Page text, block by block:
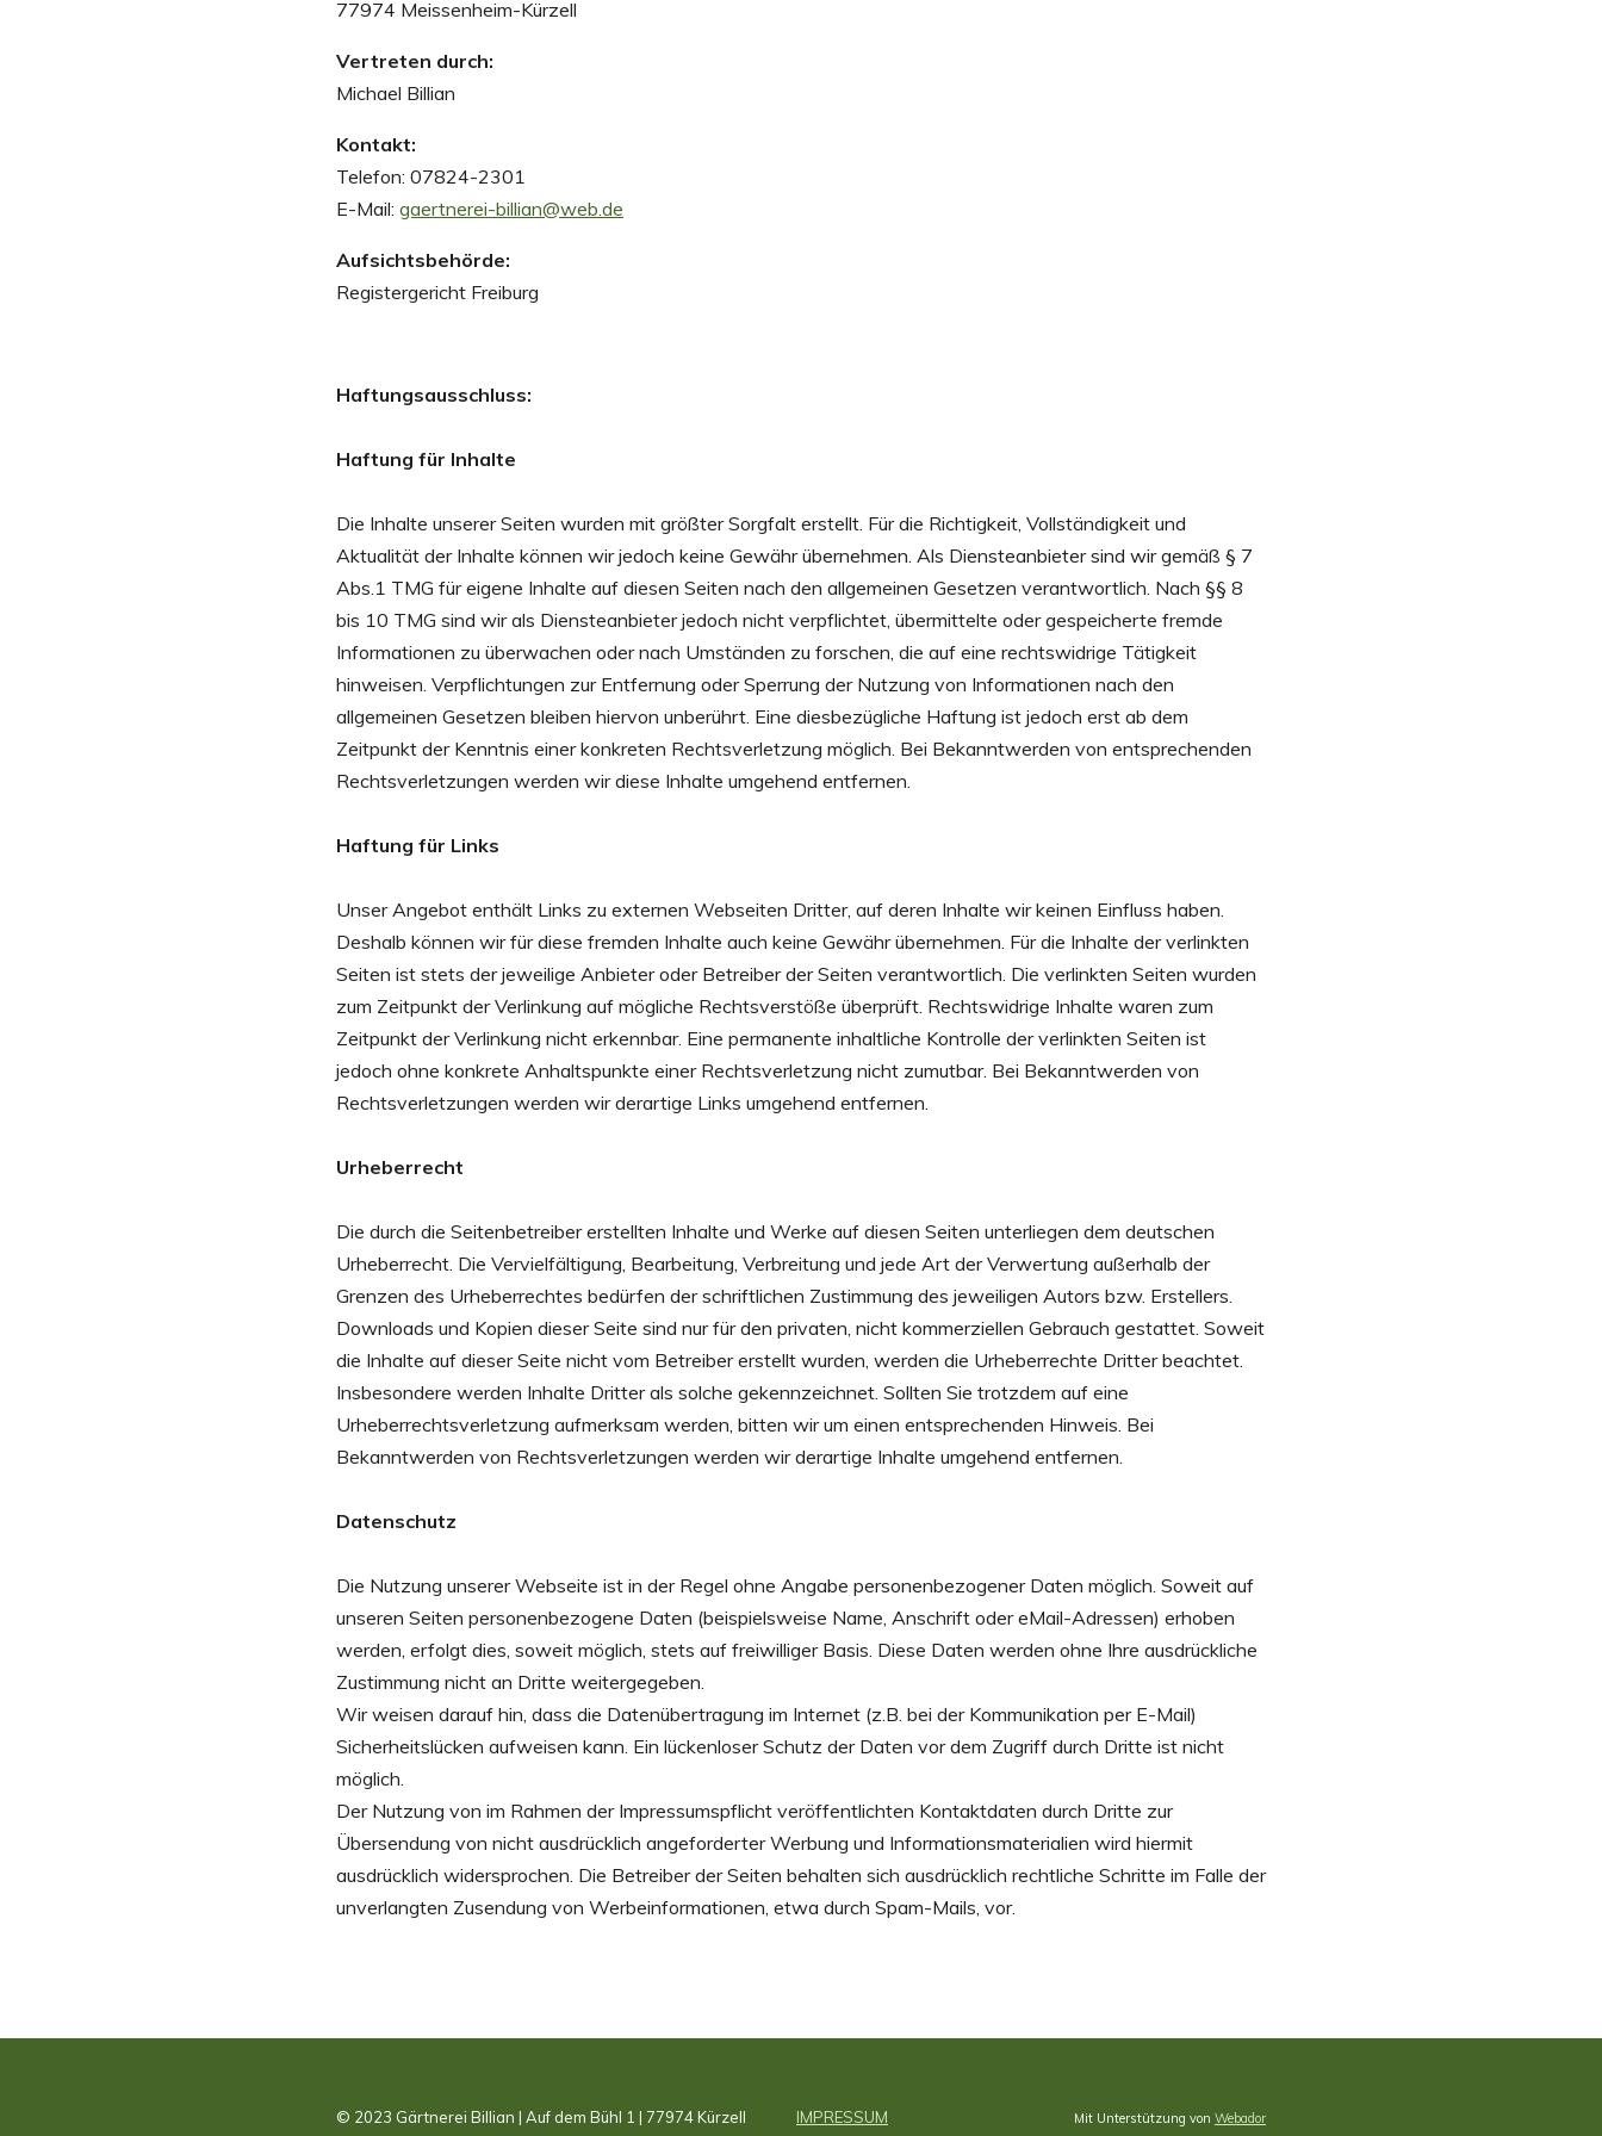
77974 Meissenheim-Kürzell
Vertreten durch:
Michael Billian
Kontakt:
Telefon: 07824-2301
E-Mail: gaertnerei-billian@web.de
Aufsichtsbehörde:
Registergericht Freiburg
Haftungsausschluss:
Haftung für Inhalte
Die Inhalte unserer Seiten wurden mit größter Sorgfalt erstellt. Für die Richtigkeit, Vollständigkeit und
Aktualität der Inhalte können wir jedoch keine Gewähr übernehmen. Als Diensteanbieter sind wir gemäß § 7
Abs.1 TMG für eigene Inhalte auf diesen Seiten nach den allgemeinen Gesetzen verantwortlich. Nach §§ 8
bis 10 TMG sind wir als Diensteanbieter jedoch nicht verpflichtet, übermittelte oder gespeicherte fremde
Informationen zu überwachen oder nach Umständen zu forschen, die auf eine rechtswidrige Tätigkeit
hinweisen. Verpflichtungen zur Entfernung oder Sperrung der Nutzung von Informationen nach den
allgemeinen Gesetzen bleiben hiervon unberührt. Eine diesbezügliche Haftung ist jedoch erst ab dem
Zeitpunkt der Kenntnis einer konkreten Rechtsverletzung möglich. Bei Bekanntwerden von entsprechenden
Rechtsverletzungen werden wir diese Inhalte umgehend entfernen.
Haftung für Links
Unser Angebot enthält Links zu externen Webseiten Dritter, auf deren Inhalte wir keinen Einfluss haben.
Deshalb können wir für diese fremden Inhalte auch keine Gewähr übernehmen. Für die Inhalte der verlinkten
Seiten ist stets der jeweilige Anbieter oder Betreiber der Seiten verantwortlich. Die verlinkten Seiten wurden
zum Zeitpunkt der Verlinkung auf mögliche Rechtsverstöße überprüft. Rechtswidrige Inhalte waren zum
Zeitpunkt der Verlinkung nicht erkennbar. Eine permanente inhaltliche Kontrolle der verlinkten Seiten ist
jedoch ohne konkrete Anhaltspunkte einer Rechtsverletzung nicht zumutbar. Bei Bekanntwerden von
Rechtsverletzungen werden wir derartige Links umgehend entfernen.
Urheberrecht
Die durch die Seitenbetreiber erstellten Inhalte und Werke auf diesen Seiten unterliegen dem deutschen
Urheberrecht. Die Vervielfältigung, Bearbeitung, Verbreitung und jede Art der Verwertung außerhalb der
Grenzen des Urheberrechtes bedürfen der schriftlichen Zustimmung des jeweiligen Autors bzw. Erstellers.
Downloads und Kopien dieser Seite sind nur für den privaten, nicht kommerziellen Gebrauch gestattet. Soweit
die Inhalte auf dieser Seite nicht vom Betreiber erstellt wurden, werden die Urheberrechte Dritter beachtet.
Insbesondere werden Inhalte Dritter als solche gekennzeichnet. Sollten Sie trotzdem auf eine
Urheberrechtsverletzung aufmerksam werden, bitten wir um einen entsprechenden Hinweis. Bei
Bekanntwerden von Rechtsverletzungen werden wir derartige Inhalte umgehend entfernen.
Datenschutz
Die Nutzung unserer Webseite ist in der Regel ohne Angabe personenbezogener Daten möglich. Soweit auf
unseren Seiten personenbezogene Daten (beispielsweise Name, Anschrift oder eMail-Adressen) erhoben
werden, erfolgt dies, soweit möglich, stets auf freiwilliger Basis. Diese Daten werden ohne Ihre ausdrückliche
Zustimmung nicht an Dritte weitergegeben.
Wir weisen darauf hin, dass die Datenübertragung im Internet (z.B. bei der Kommunikation per E-Mail)
Sicherheitslücken aufweisen kann. Ein lückenloser Schutz der Daten vor dem Zugriff durch Dritte ist nicht
möglich.
Der Nutzung von im Rahmen der Impressumspflicht veröffentlichten Kontaktdaten durch Dritte zur
Übersendung von nicht ausdrücklich angeforderter Werbung und Informationsmaterialien wird hiermit
ausdrücklich widersprochen. Die Betreiber der Seiten behalten sich ausdrücklich rechtliche Schritte im Falle der
unverlangten Zusendung von Werbeinformationen, etwa durch Spam-Mails, vor.
© 2023 Gärtnerei Billian | Auf dem Bühl 1 | 77974 Kürzell IMPRESSUM Mit Unterstützung von Webador